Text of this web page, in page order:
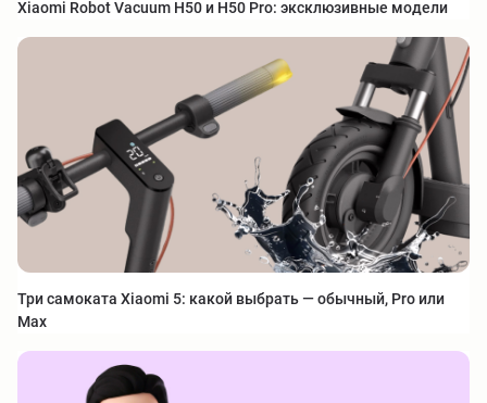
Xiaomi Robot Vacuum H50 и H50 Pro: эксклюзивные модели
Три самоката Xiaomi 5: какой выбрать — обычный, Pro или
Max